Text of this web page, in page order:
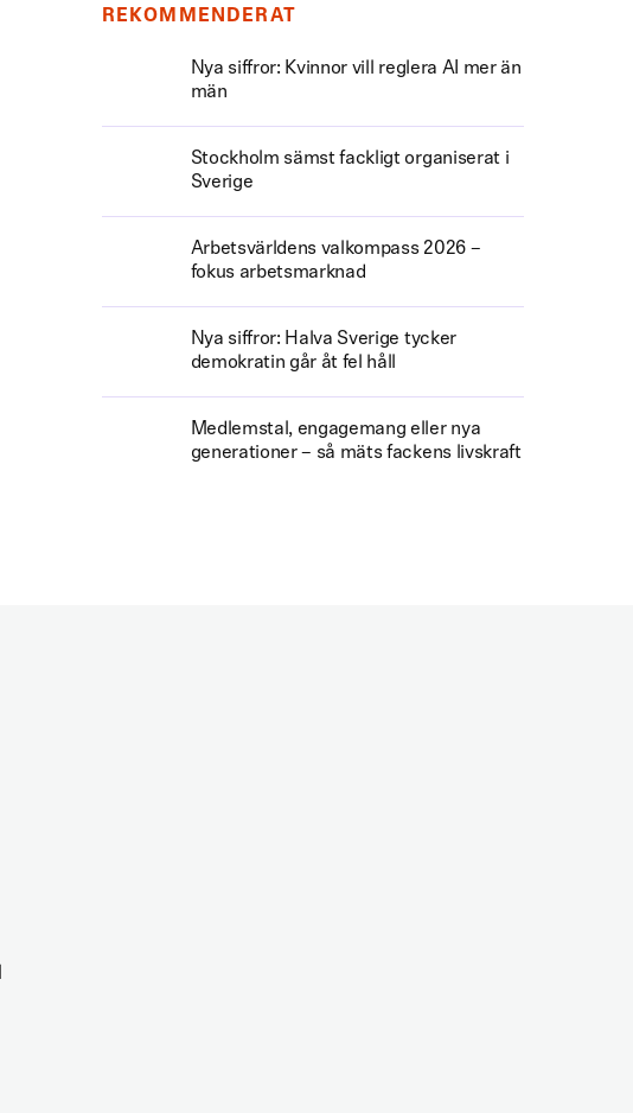
REKOMMENDERAT
Nya siffror: Kvinnor vill reglera AI mer än
män
Stockholm sämst fackligt organiserat i
Sverige
Arbetsvärldens valkompass 2026 –
fokus arbetsmarknad
Nya siffror: Halva Sverige tycker
demokratin går åt fel håll
Medlemstal, engagemang eller nya
generationer – så mäts fackens livskraft